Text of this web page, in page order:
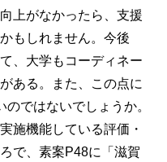
上がなかったら、支援
もしれません。今後
、大学もコーディネー
ある。また、この点に
ではないでしょうか。
施機能している評価・
で、素案P48に「滋賀